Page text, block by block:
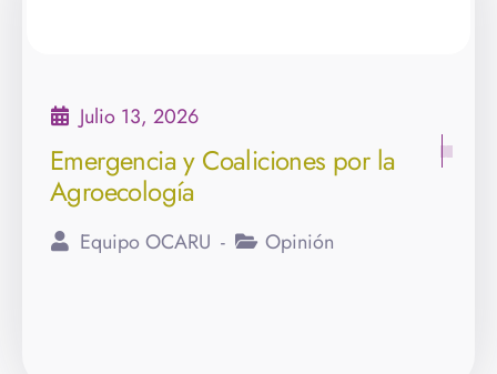
Julio 13, 2026
Emergencia y Coaliciones por la
Agroecología
Equipo OCARU Opinión